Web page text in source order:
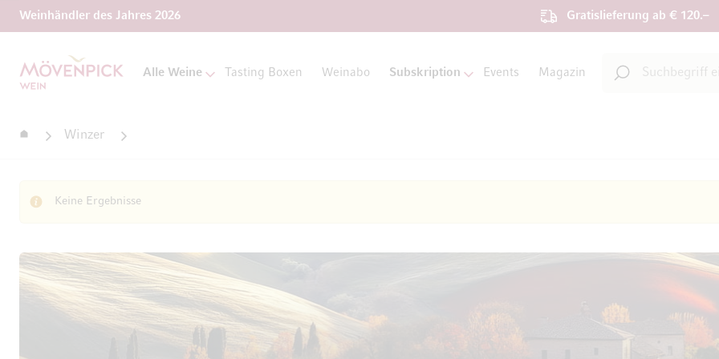
Weinhändler des Jahres 2026 Gratislieferung ab € 120.–
Zur Startseite
Alle Weine Tasting Boxen Weinabo Subskription Events Magazin
Suche
StartseiteWinzer
Keine Ergebnisse